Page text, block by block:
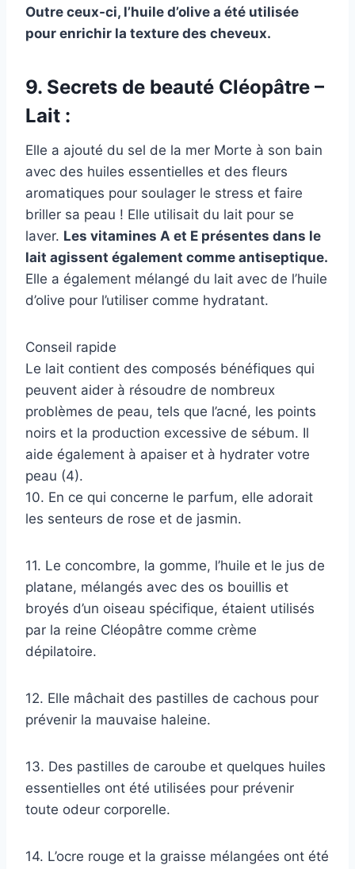
Outre ceux-ci, l’huile d’olive a été utilisée
pour enrichir la texture des cheveux.
9. Secrets de beauté Cléopâtre –
Lait :
Elle a ajouté du sel de la mer Morte à son bain
avec des huiles essentielles et des fleurs
aromatiques pour soulager le stress et faire
briller sa peau ! Elle utilisait du lait pour se
laver. Les vitamines A et E présentes dans le
lait agissent également comme antiseptique.
Elle a également mélangé du lait avec de l’huile
d’olive pour l’utiliser comme hydratant.
Conseil rapide
Le lait contient des composés bénéfiques qui
peuvent aider à résoudre de nombreux
problèmes de peau, tels que l’acné, les points
noirs et la production excessive de sébum. Il
aide également à apaiser et à hydrater votre
peau (4).
10. En ce qui concerne le parfum, elle adorait
les senteurs de rose et de jasmin.
11. Le concombre, la gomme, l’huile et le jus de
platane, mélangés avec des os bouillis et
broyés d’un oiseau spécifique, étaient utilisés
par la reine Cléopâtre comme crème
dépilatoire.
12. Elle mâchait des pastilles de cachous pour
prévenir la mauvaise haleine.
13. Des pastilles de caroube et quelques huiles
essentielles ont été utilisées pour prévenir
toute odeur corporelle.
14. L’ocre rouge et la graisse mélangées ont été